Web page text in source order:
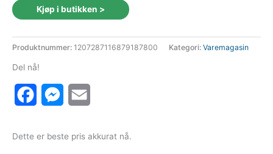
Kjøp i butikken >
Produktnummer: 1207287116879187800 Kategori: Varemagasin
Del nå!
FacebookMessenger
Dette er beste pris akkurat nå.